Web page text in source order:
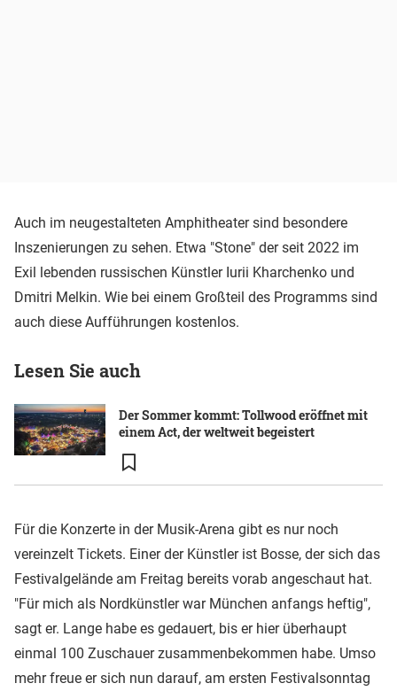
Auch im neugestalteten Amphitheater sind besondere
Inszenierungen zu sehen. Etwa "Stone" der seit 2022 im
Exil lebenden russischen Künstler Iurii Kharchenko und
Dmitri Melkin. Wie bei einem Großteil des Programms sind
auch diese Aufführungen kostenlos.
Lesen Sie auch
Der Sommer kommt: Tollwood eröffnet mit
einem Act, der weltweit begeistert
Für die Konzerte in der Musik-Arena gibt es nur noch
vereinzelt Tickets. Einer der Künstler ist Bosse, der sich das
Festivalgelände am Freitag bereits vorab angeschaut hat.
"Für mich als Nordkünstler war München anfangs heftig",
sagt er. Lange habe es gedauert, bis er hier überhaupt
einmal 100 Zuschauer zusammenbekommen habe. Umso
mehr freue er sich nun darauf, am ersten Festivalsonntag